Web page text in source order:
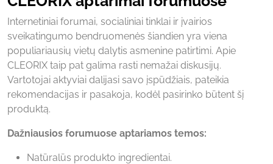
Internetiniai forumai, socialiniai tinklai ir įvairios
sveikatingumo bendruomenės šiandien yra viena
populiariausių vietų dalytis asmenine patirtimi. Apie
CLEORIX taip pat galima rasti nemažai diskusijų.
Vartotojai aktyviai dalijasi savo įspūdžiais, pateikia
rekomendacijas ir pasakoja, kodėl pasirinko būtent šį
produktą.
Dažniausios forumuose aptariamos temos:
Natūralūs produkto ingredientai.